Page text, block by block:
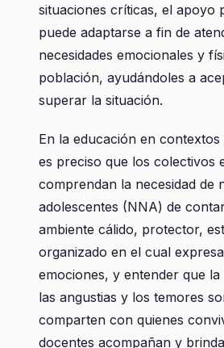
situaciones críticas, el apoyo
puede adaptarse a fin de
necesidades emocionales y
población, ayudándoles a
superar la situación.
En la educación en contextos
es preciso que los colectivos
comprendan la necesidad de
adolescentes (NNA) de
ambiente cálido, protector,
organizado en el cual
emociones, y entender que
las angustias y los temores
comparten con quienes
docentes acompañan y